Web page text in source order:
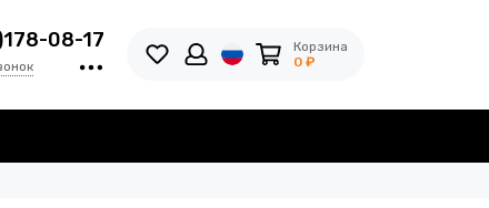
08-17
Корзина
0 ₽